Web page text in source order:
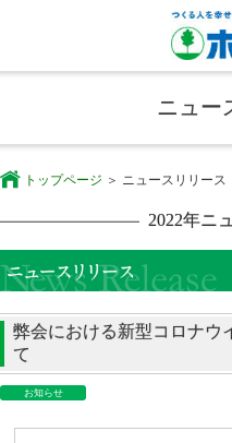
ニュー
トップページ ニュースリリース
2022年ニ
弊会における新型コロナウ
て
お知らせ